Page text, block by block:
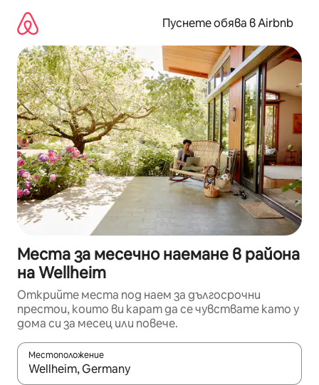
съдържанието
Пуснете обява в Airbnb
Места за месечно наемане в района
на Wellheim
Открийте места под наем за дългосрочни
престои, които ви карат да се чувствате като у
дома си за месец или повече.
Местоположение
Когато резултатите се покажат, използвайте